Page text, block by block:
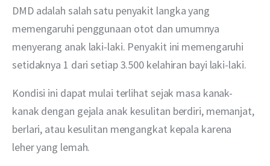
DMD adalah salah satu penyakit langka yang
memengaruhi penggunaan otot dan umumnya
menyerang anak laki-laki. Penyakit ini memengaruhi
setidaknya 1 dari setiap 3.500 kelahiran bayi laki-laki.
Kondisi ini dapat mulai terlihat sejak masa kanak-
kanak dengan gejala anak kesulitan berdiri, memanjat,
berlari, atau kesulitan mengangkat kepala karena
leher yang lemah.